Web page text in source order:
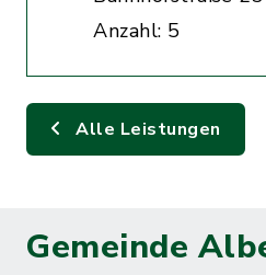
Anzahl: 5
Alle Leistungen
Gemeinde